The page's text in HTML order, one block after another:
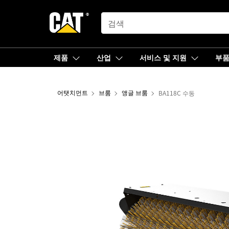
SEARCH
제품 산업 서비스 및 지원 부품
어탯치먼트 브룸 앵글 브룸 BA118C 수동